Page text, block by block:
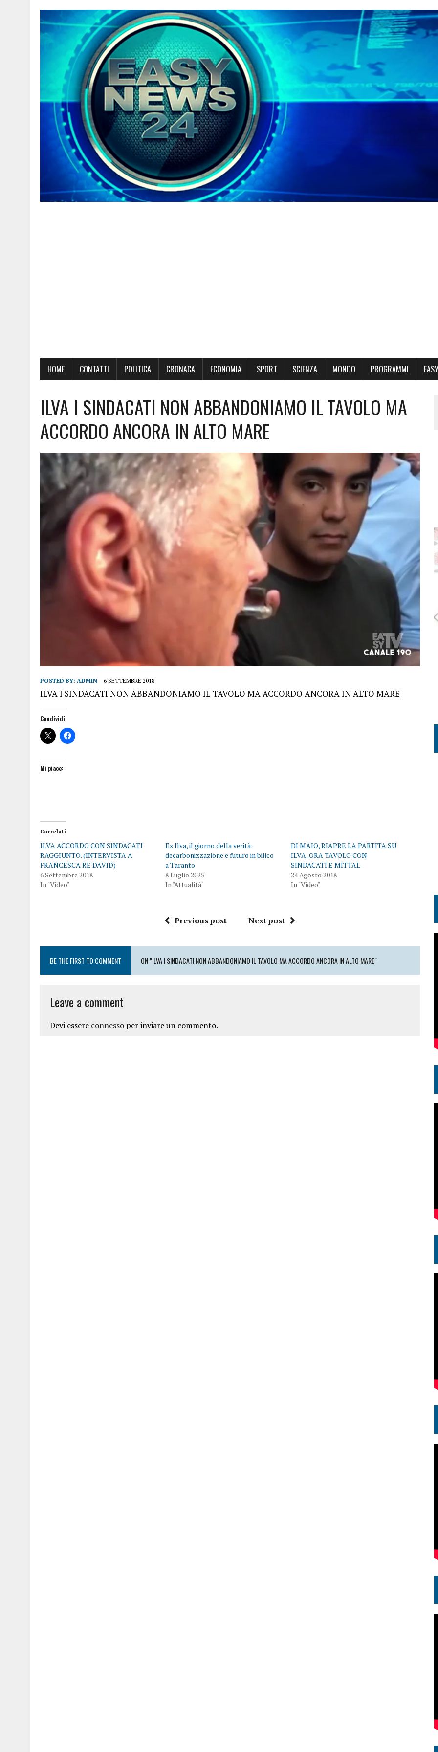
HOME CONTATTI POLITICA CRONACA ECONOMIA SPORT SCIENZA MONDO PROGRAMMI
ILVA I SINDACATI NON ABBANDONIAMO IL TAVOLO MA
ACCORDO ANCORA IN ALTO MARE
POSTED BY: ADMIN 6 SETTEMBRE 2018
ILVA I SINDACATI NON ABBANDONIAMO IL TAVOLO MA ACCORDO ANCORA IN ALTO MARE
Condividi:
Mi piace:
Correlati
ILVA ACCORDO CON SINDACATI
RAGGIUNTO. (INTERVISTA A
FRANCESCA RE DAVID)
6 Settembre 2018
In "Video"
Ex Ilva, il giorno della verità:
decarbonizzazione e futuro in bilico
a Taranto
8 Luglio 2025
In "Attualità"
DI MAIO, RIAPRE LA PARTITA SU
ILVA, ORA TAVOLO CON
SINDACATI E MITTAL
24 Agosto 2018
In "Video"
Previous post Next post
BE THE FIRST TO COMMENT ON "ILVA I SINDACATI NON ABBANDONIAMO IL TAVOLO MA ACCORDO ANCORA IN ALTO MARE"
Leave a comment
Devi essere connesso per inviare un commento.